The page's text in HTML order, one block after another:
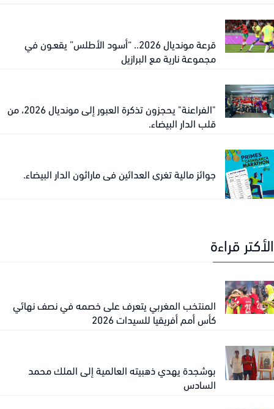
قرعة مونديال 2026.. “أسود الأطلس” يقعـون في
مجموعة نارية مع البرازيل
"الفراعنة" يحجزون تذكرة العبور إلى مونديال 2026، من
قلب الدار البيضاء.
جوائز مالية تغري العدائين في ماراثون الدار البيضاء.
قراءة
المنتخب المغربي يتعرف على خصمه في نصف نهائي
كأس أمم أفريقيا للسيدات 2026
بوشجدة يهدي ذهبيته العالمية إلى الملك محمد
السادس